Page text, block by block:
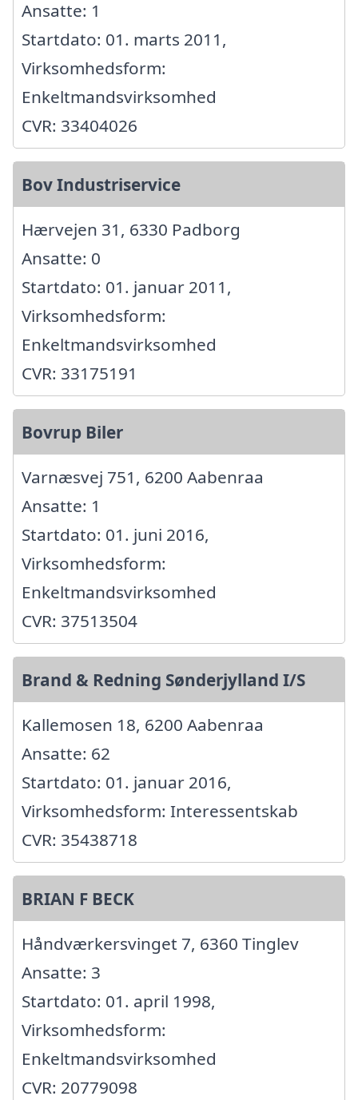
Ansatte: 1
Startdato: 01. marts 2011,
Virksomhedsform:
Enkeltmandsvirksomhed
CVR: 33404026
Bov Industriservice
Hærvejen 31, 6330 Padborg
Ansatte: 0
Startdato: 01. januar 2011,
Virksomhedsform:
Enkeltmandsvirksomhed
CVR: 33175191
Bovrup Biler
Varnæsvej 751, 6200 Aabenraa
Ansatte: 1
Startdato: 01. juni 2016,
Virksomhedsform:
Enkeltmandsvirksomhed
CVR: 37513504
Brand & Redning Sønderjylland I/S
Kallemosen 18, 6200 Aabenraa
Ansatte: 62
Startdato: 01. januar 2016,
Virksomhedsform: Interessentskab
CVR: 35438718
BRIAN F BECK
Håndværkersvinget 7, 6360 Tinglev
Ansatte: 3
Startdato: 01. april 1998,
Virksomhedsform:
Enkeltmandsvirksomhed
CVR: 20779098